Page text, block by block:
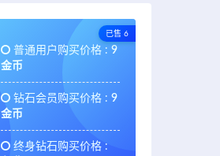
已售 6
普通用户购买价格 : 9
金币
钻石会员购买价格 : 9
金币
终身钻石购买价格 :